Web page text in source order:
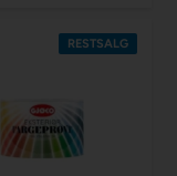
RESTSALG